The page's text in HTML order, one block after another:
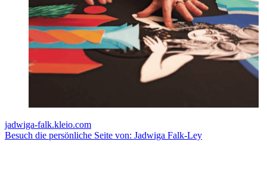
jadwiga-falk.kleio.com
Besuch die persönliche Seite von: Jadwiga Falk-Ley